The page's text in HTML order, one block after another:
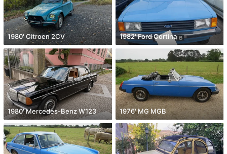
1980' Citroen 2CV 1982' Ford Cortina
1980' Mercedes-Benz W123 1976' MG MGB